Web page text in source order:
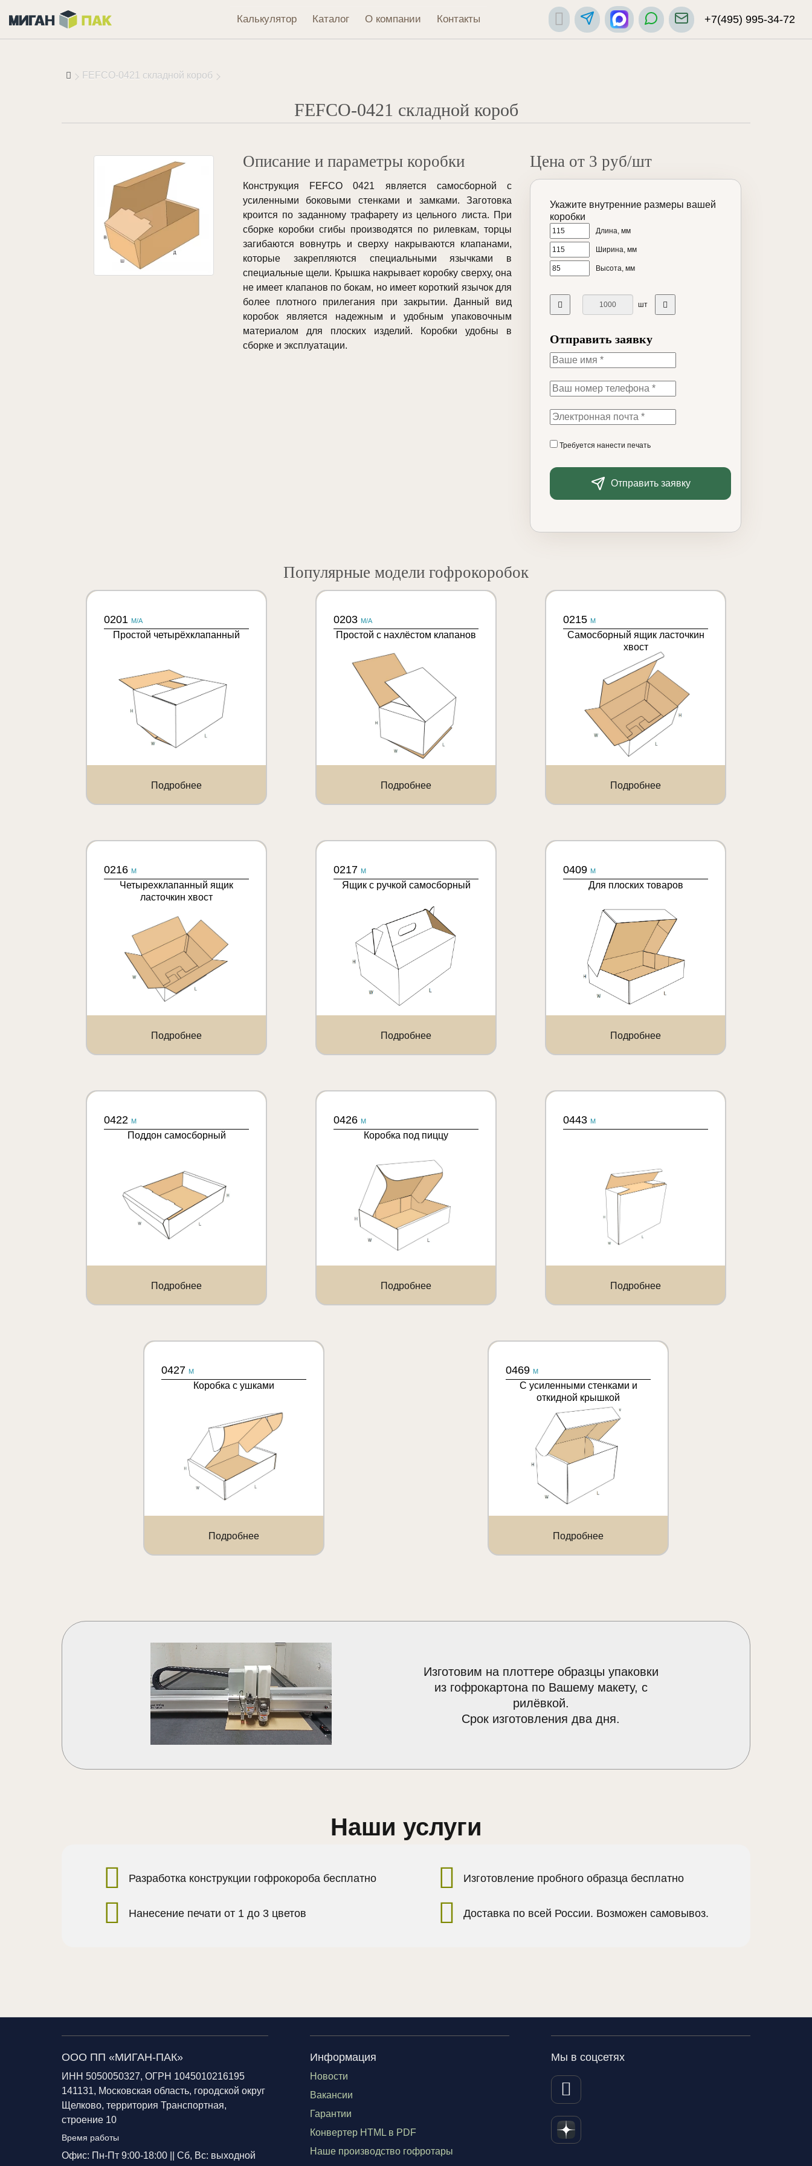
Калькулятор Каталог О компании Контакты +7(495) 995-34-72
FEFCO-0421 складной короб
FEFCO-0421 складной короб
Описание и параметры коробки
Конструкция FEFCO 0421 является самосборной с
усиленными боковыми стенками и замками. Заготовка
кроится по заданному трафарету из цельного листа. При
сборке коробки сгибы производятся по рилевкам, торцы
загибаются вовнутрь и сверху накрываются клапанами,
которые закрепляются специальными язычками в
специальные щели. Крышка накрывает коробку сверху, она
не имеет клапанов по бокам, но имеет короткий язычок для
более плотного прилегания при закрытии. Данный вид
коробок является надежным и удобным упаковочным
материалом для плоских изделий. Коробки удобны в
сборке и эксплуатации.
Цена от 3 руб/шт
Укажите внутренние размеры вашей
коробки
Длина, мм
Ширина, мм
Высота, мм
шт
Отправить заявку
Требуется нанести печать
Отправить заявку
Популярные модели гофрокоробок
0201 M/A
Простой четырёхклапанный
Подробнее
0203 M/A
Простой с нахлёстом клапанов
Подробнее
0215 M
Самосборный ящик ласточкин
хвост
Подробнее
0216 M
Четырехклапанный ящик
ласточкин хвост
Подробнее
0217 M
Ящик с ручкой самосборный
Подробнее
0409 M
Для плоских товаров
Подробнее
0422 M
Поддон самосборный
Подробнее
0426 M
Коробка под пиццу
Подробнее
0443 M
Подробнее
0427 M
Коробка с ушками
Подробнее
0469 M
С усиленными стенками и
откидной крышкой
Подробнее
Изготовим на плоттере образцы упаковки
из гофрокартона по Вашему макету, с
рилёвкой.
Срок изготовления два дня.
Наши услуги
Разработка конструкции гофрокороба бесплатно
Нанесение печати от 1 до 3 цветов
Изготовление пробного образца бесплатно
Доставка по всей России. Возможен самовывоз.
ООО ПП «МИГАН-ПАК»
ИНН 5050050327, ОГРН 1045010216195
141131, Московская область, городской округ
Щелково, территория Транспортная,
строение 10
Время работы
Офис: Пн-Пт 9:00-18:00 || Сб, Вс: выходной
Информация
Новости
Вакансии
Гарантии
Конвертер HTML в PDF
Наше производство гофротары
Мы в соцсетях